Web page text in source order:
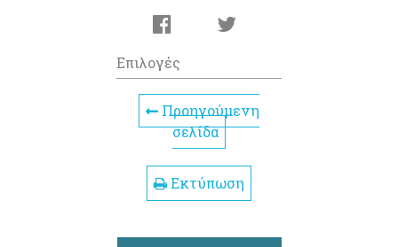
Επιλογές
Προηγούμενη
σελίδα
Εκτύπωση